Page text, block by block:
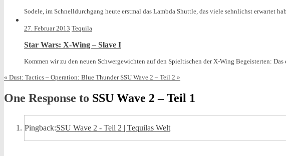
Sodele, im Schnelldurchgang heute erstmal das Lambda Shuttle, das viele sehnlichst erwartet
27. Februar 2013 Tequila
Star Wars: X-Wing – Slave I
Kommen wir zu den neuen Schwergewichten auf den Spieltischen der X-Wing Begeisterten: Das
« Dust: Tactics – Operation: Blue ThunderSSU Wave 2 – Teil 2 »
One Response to SSU Wave 2 – Teil 1
Pingback:SSU Wave 2 - Teil 2 | Tequilas Welt